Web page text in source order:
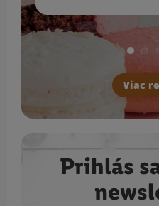
Viac
Prihlás